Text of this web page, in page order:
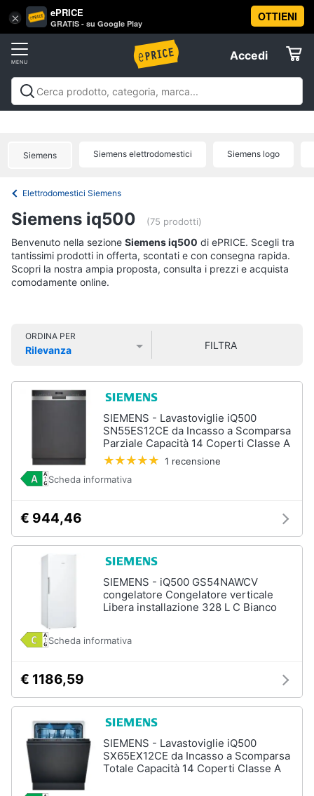
× ePRICE
GRATIS - su Google Play
OTTIENI
Accedi
Accedi
Registrati
Offerte
Tv
e
Home
Cinema
home
Clima
Arredo
Brico
Salute
e
Beauty
Giocattoli
infanzia
Vai
al
Siemens Siemens elettrodomestici Siemens logo
Elettrodomestici Siemens
Siemens iq500 (75 prodotti)
Benvenuto nella sezione Siemens iq500 di ePRICE. Scegli tra
tantissimi prodotti in offerta, scontati e con consegna rapida.
Scopri la nostra ampia proposta, consulta i prezzi e acquista
comodamente online.
ORDINA PER
Rilevanza
FILTRA
SIEMENS - Lavastoviglie iQ500
SN55ES12CE da Incasso a Scomparsa
Parziale Capacità 14 Coperti Classe A
1 recensione
Scheda informativa
€ 944,46
SIEMENS - iQ500 GS54NAWCV
congelatore Congelatore verticale
Libera installazione 328 L C Bianco
Scheda informativa
€ 1186,59
SIEMENS - Lavastoviglie iQ500
SX65EX12CE da Incasso a Scomparsa
Totale Capacità 14 Coperti Classe A